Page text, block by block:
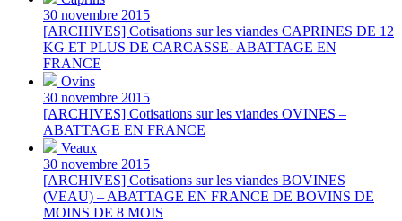
30 novembre 2015
[ARCHIVES] Cotisations sur les viandes CAPRINES DE 12
KG ET PLUS DE CARCASSE- ABATTAGE EN
FRANCE
Ovins
30 novembre 2015
[ARCHIVES] Cotisations sur les viandes OVINES –
ABATTAGE EN FRANCE
Veaux
30 novembre 2015
[ARCHIVES] Cotisations sur les viandes BOVINES
(VEAU) – ABATTAGE EN FRANCE DE BOVINS DE
MOINS DE 8 MOIS